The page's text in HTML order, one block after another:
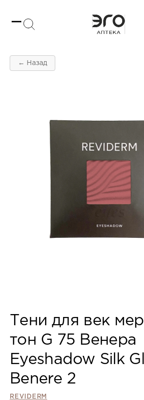
← Назад
Тени для век
тон G 75 Венера
Eyeshadow Silk
Benere 2
REVIDERM